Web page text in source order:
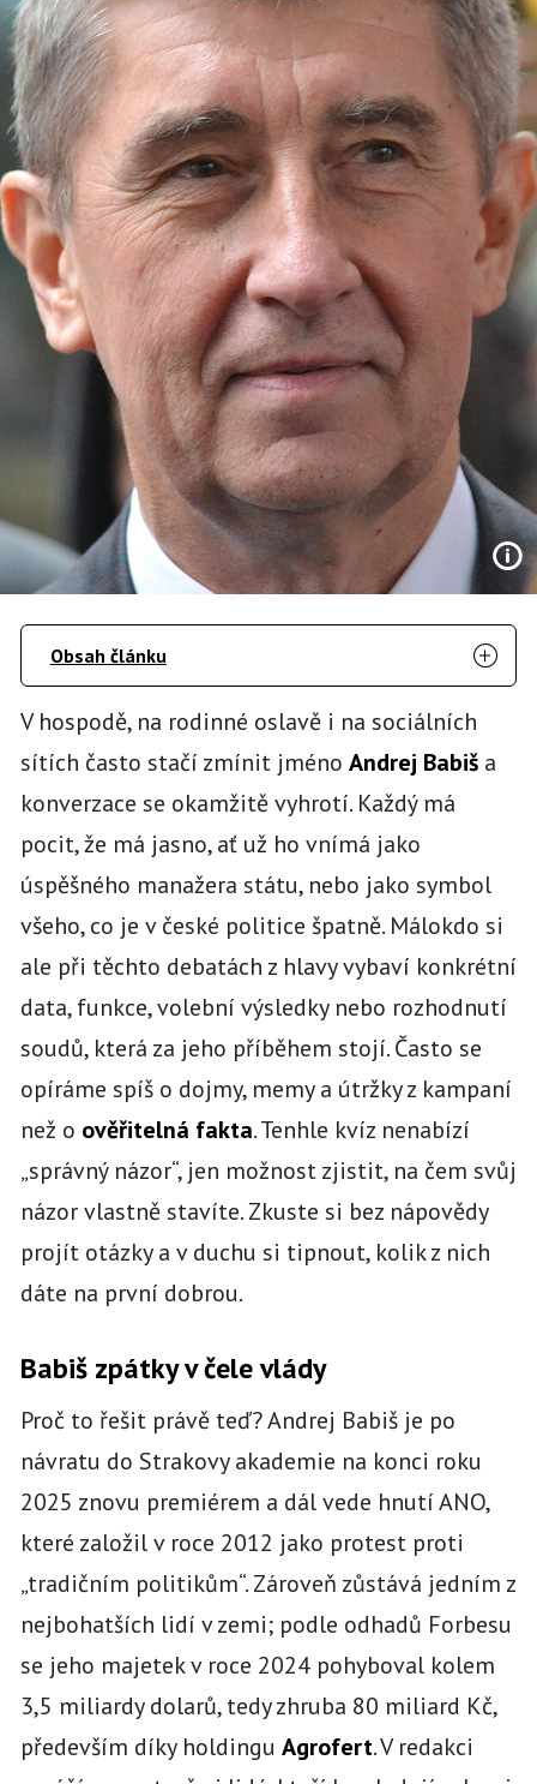
Obsah článku
V hospodě, na rodinné oslavě i na sociálních
sítích často stačí zmínit jméno Andrej Babiša
konverzace se okamžitě vyhrotí. Každý má
pocit, že má jasno, ať už ho vnímá jako
úspěšného manažera státu, nebo jako symbol
všeho, co je v české politice špatně. Málokdo si
ale při těchto debatách z hlavy vybaví konkrétní
data, funkce, volební výsledky nebo rozhodnutí
soudů, která za jeho příběhem stojí. Často se
opíráme spíš o dojmy, memy a útržky z kampaní
než o ověřitelná fakta. Tenhle kvíz nenabízí
„správný názor“, jen možnost zjistit, na čem svůj
názor vlastně stavíte. Zkuste si bez nápovědy
projít otázky a v duchu si tipnout, kolik z nich
dáte na první dobrou.
Babiš zpátky v čele vlády
Proč to řešit právě teď? Andrej Babiš je po
návratu do Strakovy akademie na konci roku
2025 znovu premiérem a dál vede hnutí ANO,
které založil v roce 2012 jako protest proti
„tradičním politikům“. Zároveň zůstává jedním z
nejbohatších lidí v zemi; podle odhadů Forbesu
se jeho majetek v roce 2024 pohyboval kolem
3,5 miliardy dolarů, tedy zhruba 80 miliard Kč,
především díky holdingu Agrofert. V redakci